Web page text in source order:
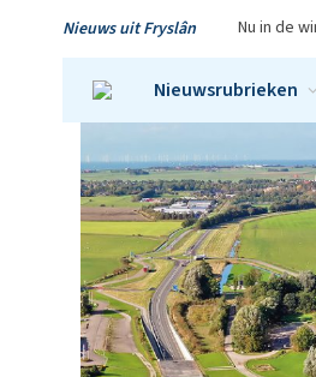
Nieuws uit Fryslân Nu in de
Nieuwsrubrieken